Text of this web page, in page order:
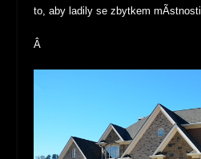
to, aby ladily se zbytkem mÃ­stnosti.
Â